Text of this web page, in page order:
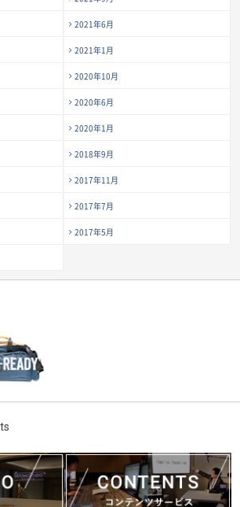
2021年6月
2021年1月
2020年10月
2020年6月
2020年1月
2018年9月
2017年11月
2017年7月
2017年5月